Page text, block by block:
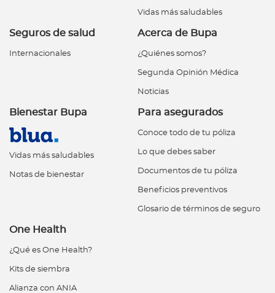
Vidas más saludables
Seguros de salud
Internacionales
Acerca de Bupa
¿Quiénes somos?
Segunda Opinión Médica
Noticias
Bienestar Bupa
Vidas más saludables
Notas de bienestar
Para asegurados
Conoce todo de tu póliza
Lo que debes saber
Documentos de tu póliza
Beneficios preventivos
Glosario de términos de seguro
One Health
¿Qué es One Health?
Kits de siembra
Alianza con ANIA